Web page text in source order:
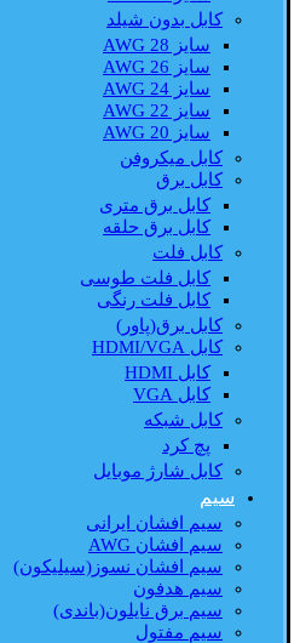
کابل بدون شیلد
سایز AWG 28
سایز AWG 26
سایز AWG 24
سایز AWG 22
سایز AWG 20
کابل میکروفن
کابل برق
کابل برق متری
کابل برق حلقه
کابل فلت
کابل فلت طوسی
کابل فلت رنگی
کابل برق(پاور)
کابل HDMI/VGA
کابل HDMI
کابل VGA
کابل شبکه
پچ کرد
کابل شارژ موبایل
سیم
سیم افشان ایرانی
سیم افشان AWG
سیم افشان نسوز(سیلیکون)
سیم هدفون
سیم برق نایلون(باندی)
سیم مفتول